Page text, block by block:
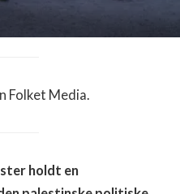
Folket Media.
holdt en